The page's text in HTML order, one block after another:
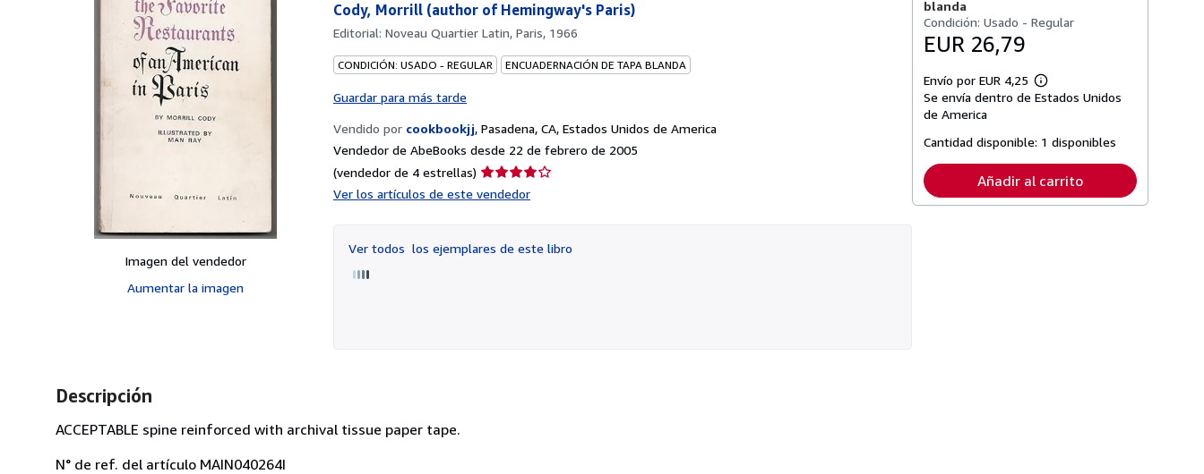
Imagen del vendedor
Aumentar la imagen
Cody, Morrill (author of Hemingway's Paris)
Editorial: Noveau Quartier Latin, Paris, 1966
CONDICIÓN: USADO - REGULAR ENCUADERNACIÓN DE TAPA BLANDA
Guardar para más tarde
Vendido por cookbookjj, Pasadena, CA, Estados Unidos de America
Vendedor de AbeBooks desde 22 de febrero de 2005
(vendedor de 4 estrellas) Calificación
Ver los artículos de este vendedor
Ver todos los ejemplares de este libro
blanda
Condición: Usado - Regular
EUR 26,79
Envío por EUR 4,25
Más
información
tarifas
envío
Se envía dentro de Estados Unidos
de America
Cantidad disponible: 1 disponibles
Añadir al carrito
Descripción
ACCEPTABLE spine reinforced with archival tissue paper tape.
N° de ref. del artículo MAIN040264I